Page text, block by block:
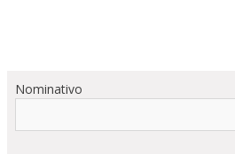
Nominativo